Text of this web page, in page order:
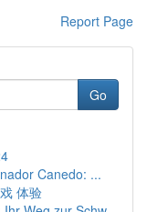
Report Page
Go
Canedo: ...
体验